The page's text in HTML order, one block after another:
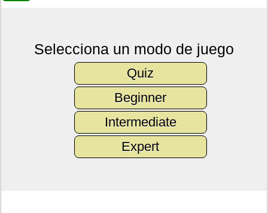
Selecciona un modo de juego
Quiz
Beginner
Intermediate
Expert